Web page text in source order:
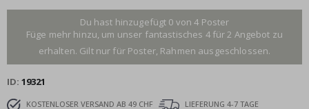
Du hast hinzugefügt 0 von 4 Poster
Füge mehr hinzu, um unser fantastisches 4 für 2 Angebot zu
erhalten. Gilt nur für Poster, Rahmen ausgeschlossen.
ID 19321
KOSTENLOSER VERSAND AB 49 CHF
LIEFERUNG 4-7 TAGE